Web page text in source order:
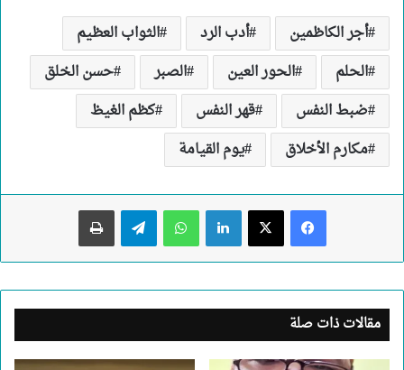
أجر الكاظمين أدب الرد
الثواب العظيم
الحلم
الحور العين الصبر
حسن الخلق
ضبط النفس
قهر النفس
كظم الغيظ
مكارم الأخلاق
يوم القيامة
لينكدإن واتساب تيلقرام طباعة
مقالات ذات صلة